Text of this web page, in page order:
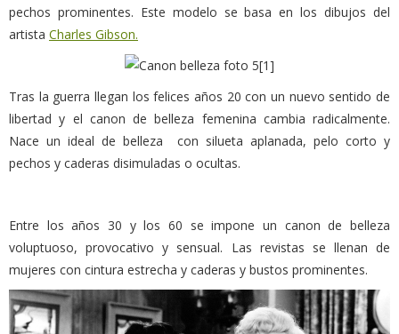
pechos prominentes. Este modelo se basa en los dibujos del
artista Charles Gibson.
Tras la guerra llegan los felices años 20 con un nuevo sentido de
libertad y el canon de belleza femenina cambia radicalmente.
Nace un ideal de belleza con silueta aplanada, pelo corto y
pechos y caderas disimuladas o ocultas.
Entre los años 30 y los 60 se impone un canon de belleza
voluptuoso, provocativo y sensual. Las revistas se llenan de
mujeres con cintura estrecha y caderas y bustos prominentes.